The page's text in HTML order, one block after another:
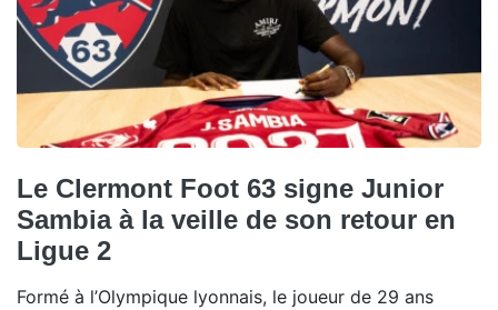
Le Clermont Foot 63 signe Junior
Sambia à la veille de son retour en
Ligue 2
Formé à l’Olympique lyonnais, le joueur de 29 ans